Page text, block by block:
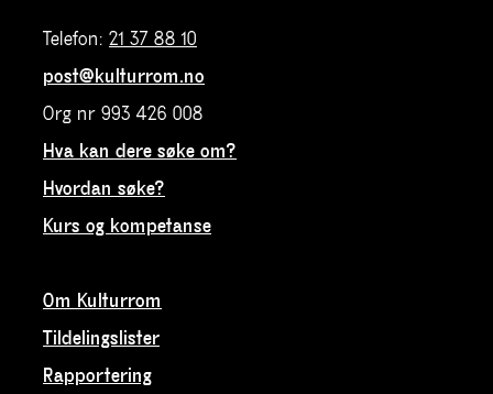
Telefon: 21 37 88 10
post@kulturrom.no
Org nr 993 426 008
Hva kan dere søke om?
Hvordan søke?
Kurs og kompetanse
Om Kulturrom
Tildelingslister
Rapportering